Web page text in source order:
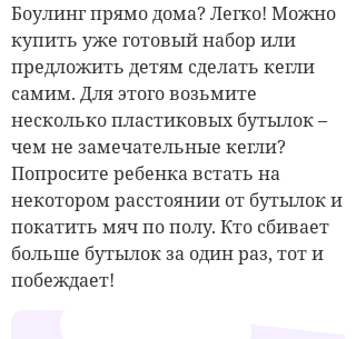
Боулинг прямо дома? Легко! Можно
купить уже готовый набор или
предложить детям сделать кегли
самим. Для этого возьмите
несколько пластиковых бутылок –
чем не замечательные кегли?
Попросите ребенка встать на
некотором расстоянии от бутылок и
покатить мяч по полу. Кто сбивает
больше бутылок за один раз, тот и
побеждает!